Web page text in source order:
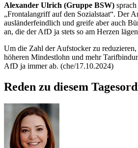
Alexander Ulrich (Gruppe BSW)
„Frontalangriff auf den Sozialstaat“. Der
ausländerfeindlich und greife aber auch
an, die der AfD ja stets so am Herzen
Um die Zahl der Aufstocker zu reduzieren,
höheren Mindestlohn und mehr
AfD ja immer ab. (che/17.10.2024)
Reden zu diesem